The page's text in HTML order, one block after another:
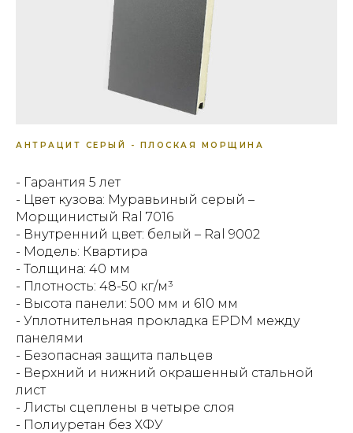
АНТРАЦИТ СЕРЫЙ - ПЛОСКАЯ МОРЩИНА
- Гарантия 5 лет
- Цвет кузова: Муравьиный серый –
Морщинистый Ral 7016
- Внутренний цвет: белый – Ral 9002
- Модель: Квартира
- Толщина: 40 мм
- Плотность: 48-50 кг/м³
- Высота панели: 500 мм и 610 мм
- Уплотнительная прокладка EPDM между
панелями
- Безопасная защита пальцев
- Верхний и нижний окрашенный стальной
лист
- Листы сцеплены в четыре слоя
- Полиуретан без ХФУ